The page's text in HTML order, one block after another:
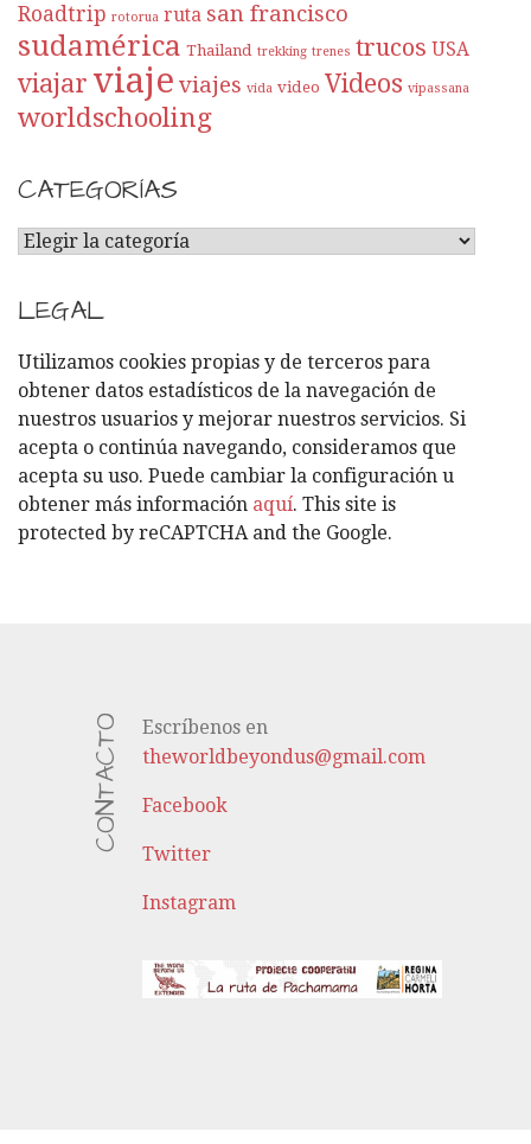
Roadtrip rotorua ruta san francisco
sudamérica Thailand trekking trenes trucos USA
viajar viaje viajes vida video Videos vipassana
worldschooling
CATEGORÍAS
C
T
E
G
O
R
Í
A
S
LEGAL
Utilizamos cookies propias y de terceros para
obtener datos estadísticos de la navegación de
nuestros usuarios y mejorar nuestros servicios. Si
acepta o continúa navegando, consideramos que
acepta su uso. Puede cambiar la configuración u
obtener más información aquí. This site is
protected by reCAPTCHA and the Google.
CONTACTO
Escríbenos en
theworldbeyondus@gmail.com
Facebook
Twitter
Instagram